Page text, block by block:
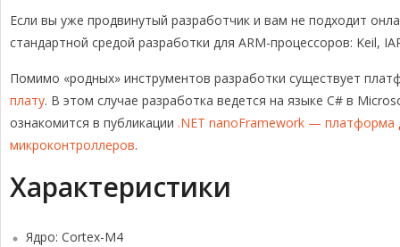
Если вы уже продвинутый разработчик и вам не подходит
стандартной средой разработки для ARM-процессоров: Keil,
Помимо «родных» инструментов разработки существует
плату. В этом случае разработка ведется на языке C# в
ознакомится в публикации .NET nanoFramework — платформа
микроконтроллеров.
Характеристики
Ядро: Cortex-M4